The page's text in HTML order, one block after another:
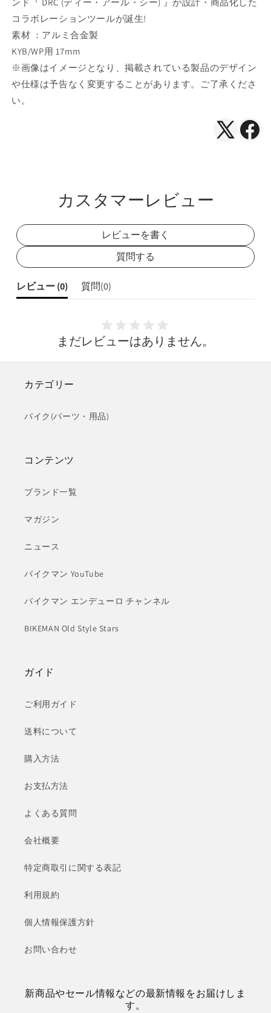
減
ら
増
や
コラボレーションツールが誕生!
素材 ：アルミ合金製
KYB/WP用 17mm
※画像はイメージとなり、掲載されている製品のデザイン
や仕様は予告なく変更することがあります。ご了承くださ
い。
X（Twitter
カスタマーレビュー
レビューを書く
質問する
レビュー (0) 質問(0)
まだレビューはありません。
カテゴリー
バイク(パーツ・用品)
コンテンツ
ブランド一覧
マガジン
ニュース
バイクマン YouTube
バイクマン エンデューロ チャンネル
BIKEMAN Old Style Stars
ガイド
ご利用ガイド
送料について
購入方法
お支払方法
よくある質問
会社概要
特定商取引に関する表記
利用規約
個人情報保護方針
お問い合わせ
新商品やセール情報などの最新情報をお届けしま
す。